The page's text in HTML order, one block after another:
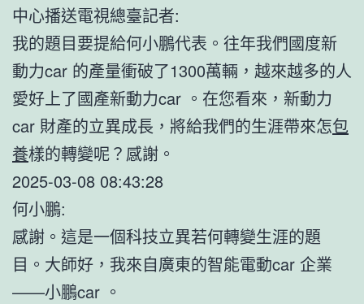
中心播送電視總臺記者:
我的題目要提給何小鵬代表。往年我們國度新
動力car 的產量衝破了1300萬輛，越來越多的人
愛好上了國產新動力car 。在您看來，新動力
car 財產的立異成長，將給我們的生涯帶來怎包
養樣的轉變呢？感謝。
2025-03-08 08:43:28
何小鵬:
感謝。這是一個科技立異若何轉變生涯的題
目。大師好，我來自廣東的智能電動car 企業
——小鵬car 。